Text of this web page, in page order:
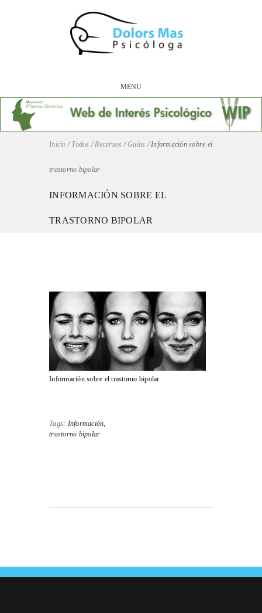
MENU
Inicio / Todos /Recursos /Guias /Información sobre el
trastorno bipolar
INFORMACIÓN SOBRE EL
TRASTORNO BIPOLAR
Información sobre el trastorno bipolar
Tags: Información,
trastorno bipolar